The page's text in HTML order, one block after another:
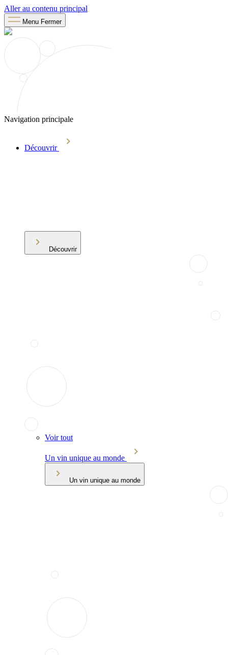
Aller au contenu principal
Menu Fermer
Navigation principale
Découvrir
Découvrir
Voir tout
Un vin unique au monde
Un vin unique au monde